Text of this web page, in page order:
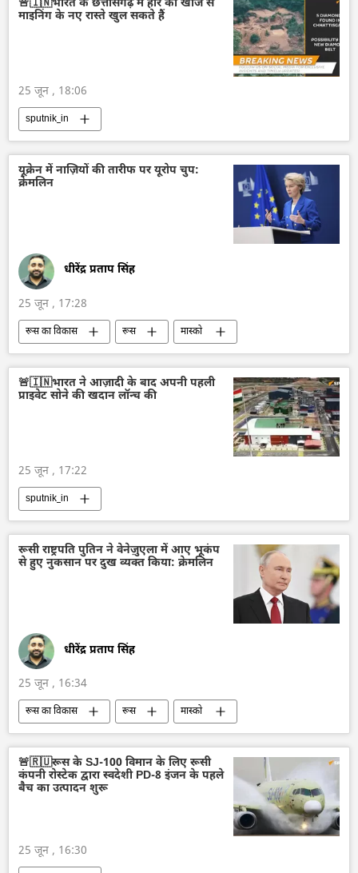
राष्ट्रीय सुरक्षा
रूस
🚨🇮🇳भारत के छत्तीसगढ़ में हीरे की खोज से
माइनिंग के नए रास्ते खुल सकते हैं
25 जून , 18:06
sputnik_in
यूक्रेन में नाज़ियों की तारीफ पर यूरोप चुप:
क्रेमलिन
धीरेंद्र प्रताप सिंह
25 जून , 17:28
रूस का विकास रूस
मास्को
भूकंप
वेनेजुएला
यूक्रेन
क्रेमलिन
क्रेमलिन के प्रवक्ता दिमित्री पेसकोव
पोलैंड
अमेरिका
यूक्रेन संकट
🚨🇮🇳भारत ने आज़ादी के बाद अपनी पहली
प्राइवेट सोने की खदान लॉन्च की
25 जून , 17:22
sputnik_in
रूसी राष्ट्रपति पुतिन ने वेनेज़ुएला में आए भूकंप
से हुए नुकसान पर दुख व्यक्त किया: क्रेमलिन
धीरेंद्र प्रताप सिंह
25 जून , 16:34
रूस का विकास रूस
मास्को
वेनेजुएला के राष्ट्रपति निकोलस मादुरो
वेनेजुएला
भूकंप
व्लादिमीर पुतिन
क्रेमलिन
विश्व
🚨🇷🇺रूस के SJ-100 विमान के लिए रूसी
कंपनी रोस्टेक द्वारा स्वदेशी PD-8 इंजन के पहले
बैच का उत्पादन शुरू
25 जून , 16:30